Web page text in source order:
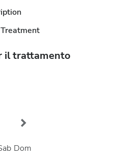
il trattamento
Dom